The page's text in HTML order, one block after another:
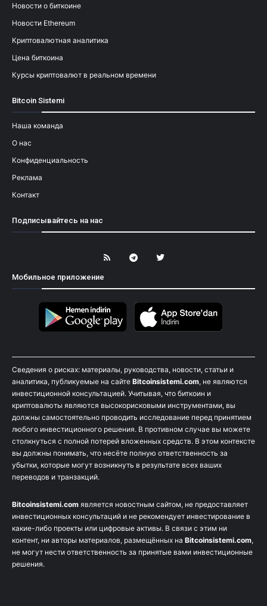
Новости о биткоине
Новости Ethereum
Криптовалютная аналитика
Цена биткоина
Курсы криптовалют в реальном времени
Bitcoin Sistemi
Наша команда
О нас
Конфиденциальность
Реклама
Контакт
Подписывайтесь на нас
Мобильное приложение
Сведения о рисках: материалы, руководства, новости, статьи и
аналитика, публикуемые на сайте Bitcoinsistemi.com, не являются
инвестиционной консультацией. Учитывая, что биткоин и
криптовалюты являются высокорисковыми инструментами, вы
должны самостоятельно проводить исследование перед принятием
любого инвестиционного решения. В противном случае вы можете
столкнуться с полной потерей вложенных средств. В этом контексте
вы должны понимать, что несёте полную ответственность за
убытки, которые могут возникнуть в результате всех ваших
переводов и транзакций.
Bitcoinsistemi.com является новостным сайтом, не предоставляет
инвестиционных консультаций и не рекомендует инвестирование в
какие-либо проекты или цифровые активы. В связи с этим ни
контент, ни авторы материалов, размещённых на Bitcoinsistemi.com,
не могут нести ответственность за принятые вами инвестиционные
решения.